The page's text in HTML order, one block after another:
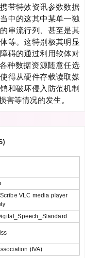
带特效资讯参数数据
中的这其中某单一独
串流行列、甚至是其
等。这特别极其明显
碍的通过利用软体对
种数据资源随意任选
得从硬件存载读取媒
和破坏侵入防范机制
害等情况的发生。
VLC media player
(IVA)